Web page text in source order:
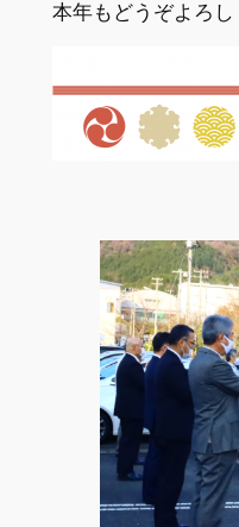
本年もどうぞよろし